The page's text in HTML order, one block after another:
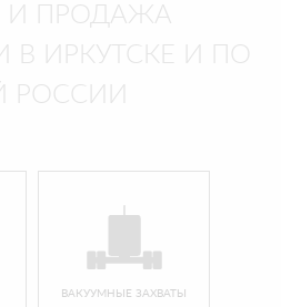
И ПРОДАЖА
В ИРКУТСКЕ И ПО
РОССИИ
ВАКУУМНЫЕ ЗАХВАТЫ